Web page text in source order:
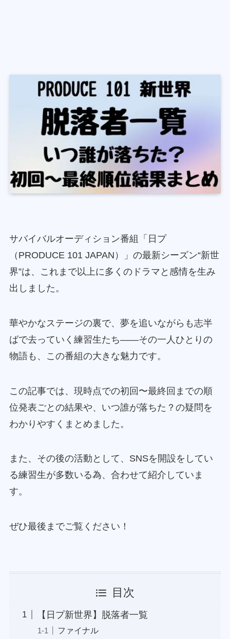
サバイバルオーディション番組「日プ
（PRODUCE 101 JAPAN）」の最新シーズン“新世
界”は、これまで以上に多くのドラマと感情を生み
出しました。
華やかなステージの裏で、夢を追いながらも志半
ばで去っていく練習生たち――その一人ひとりの
物語も、この番組の大きな魅力です。
この記事では、現時点での初回〜最終回までの順
位発表ごとの結果や、いつ誰が落ちた？の疑問を
わかりやすくまとめました。
また、その後の活動として、SNSを開設をしてい
る練習生が多数いる為、合わせて紹介していま
す。
ぜひ最後までご覧ください！
目次
【日プ新世界】脱落者一覧
ファイナル